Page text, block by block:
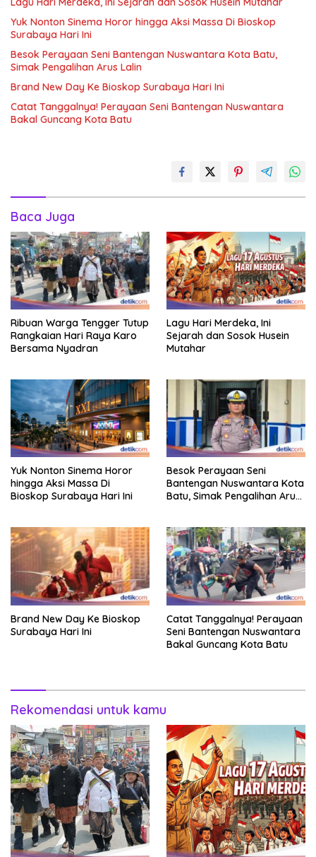
Yuk Nonton Sinema Horor hingga Aksi Massa Di Bioskop
Surabaya Hari Ini
Besok Perayaan Seni Bantengan Nuswantara Kota Batu,
Simak Pengalihan Arus Lalin
Brand New Day Ke Bioskop Surabaya Hari Ini
Catat Tanggalnya! Perayaan Seni Bantengan Nuswantara
Bakal Guncang Kota Batu
Baca Juga
Ribuan Warga Tengger Tutup
Rangkaian Hari Raya Karo
Bersama Nyadran
Lagu Hari Merdeka, Ini
Sejarah dan Sosok Husein
Mutahar
Yuk Nonton Sinema Horor
hingga Aksi Massa Di
Bioskop Surabaya Hari Ini
Besok Perayaan Seni
Bantengan Nuswantara Kota
Batu, Simak Pengalihan Arus
Brand New Day Ke Bioskop
Surabaya Hari Ini
Catat Tanggalnya! Perayaan
Seni Bantengan Nuswantara
Bakal Guncang Kota Batu
Rekomendasi untuk kamu